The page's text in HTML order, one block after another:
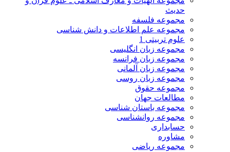
حدیث
مجموعه فلسفه
مجموعه علم اطلاعات و دانش شناسی
علوم تربیتی 1
مجموعه زبان انگلیسی
مجموعه زبان فرانسه
مجموعه زبان آلمانی
مجموعه زبان روسی
مجموعه حقوق
مطالعات جهان
مجموعه باستان شناسی
مجموعه روانشناسی
حسابداری
مشاوره
مجموعه ریاضی